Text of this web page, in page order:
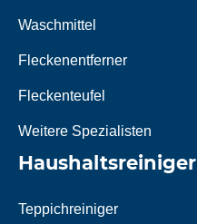
Waschmittel
Fleckenentferner
Fleckenteufel
Weitere Spezialisten
Haushaltsreiniger
Teppichreiniger